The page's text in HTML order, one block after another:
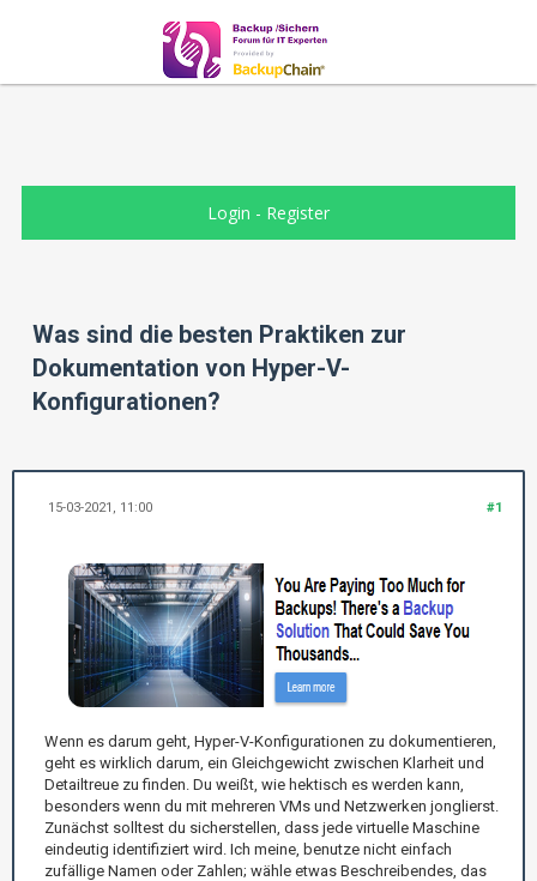
Login - Register
Was sind die besten Praktiken zur
Dokumentation von Hyper-V-
Konfigurationen?
#1
15-03-2021, 11:00
Wenn es darum geht, Hyper-V-Konfigurationen zu dokumentieren,
geht es wirklich darum, ein Gleichgewicht zwischen Klarheit und
Detailtreue zu finden. Du weißt, wie hektisch es werden kann,
besonders wenn du mit mehreren VMs und Netzwerken jonglierst.
Zunächst solltest du sicherstellen, dass jede virtuelle Maschine
eindeutig identifiziert wird. Ich meine, benutze nicht einfach
zufällige Namen oder Zahlen; wähle etwas Beschreibendes, das